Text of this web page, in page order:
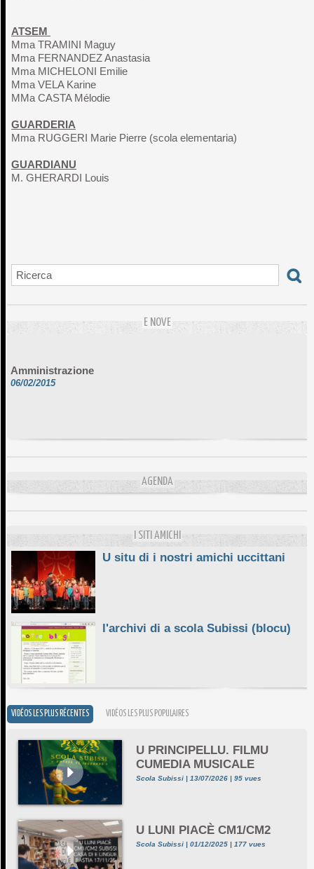
ATSEM
Mma TRAMINI Maguy
Mma FERNANDEZ Anastasia
Mma MICHELONI Emilie
Mma VELA Karine
MMa CASTA Mélodie
GUARDERIA
Mma RUGGERI Marie Pierre (scola elementaria)
GUARDIANU
M. GHERARDI Louis
E NOVE
06/02/2015
AGENDA
I SITI AMICHI
U situ di i nostri amichi uccittani
l'archivi di a scola Subissi (blocu)
VIDÉOS LES PLUS RÉCENTES VIDÉOS LES PLUS POPULAIRES
U PRINCIPELLU. FILMU
CUMEDIA MUSICALE
Scola Subissi | 13/07/2026 | 95 vues
U LUNI PIACÈ CM1/CM2
Scola Subissi | 01/12/2025 | 177 vues